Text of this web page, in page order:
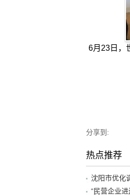
6月23日，
分享到:
热点推荐
沈阳市优化
“民营企业